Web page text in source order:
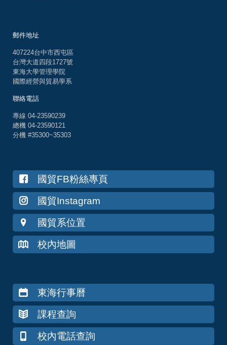
郵件地址
407224台中市西屯區
台灣大道四段1727號
東海大學管理學院
國際經營與貿易學系
聯絡電話
專線 04-23590239
總機 04-23590121
分機 #35300~35303
國貿FB粉絲專頁
國貿Instagram
國貿系位置
校內地圖
東海行事曆
課程查詢
校內電話查詢